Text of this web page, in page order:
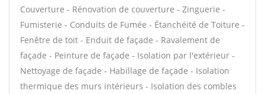
Couverture - Rénovation de couverture - Zinguerie -
Fumisterie - Conduits de Fumée - Étanchéité de Toiture -
Fenêtre de toit - Enduit de façade - Ravalement de
façade - Peinture de façade - Isolation par l'extérieur -
Nettoyage de façade - Habillage de façade - Isolation
thermique des murs intérieurs - Isolation des combles